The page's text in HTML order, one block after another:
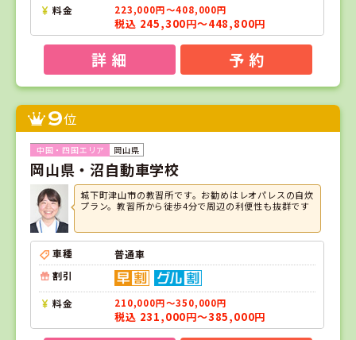
料金 223,000円～408,000円
税込 245,300円～448,800円
詳 細 予 約
9位
岡山県
岡山県・沼自動車学校
城下町津山市の教習所です。お勧めはレオパレスの自炊
プラン。教習所から徒歩4分で周辺の利便性も抜群です
車種
普通車
割引
料金 210,000円～350,000円
税込 231,000円～385,000円